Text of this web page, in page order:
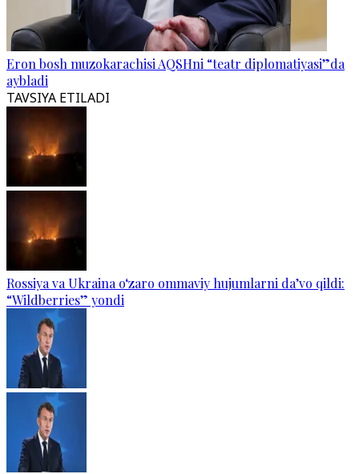
Eron bosh muzokarachisi AQSHni “teatr diplomatiyasi”da
aybladi
TAVSIYA ETILADI
Rossiya va Ukraina o‘zaro ommaviy hujumlarni da’vo qildi:
“Wildberries” yondi